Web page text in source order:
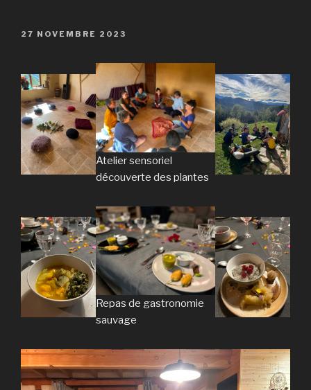
PUBLIÉ
27 NOVEMBRE 2023
Atelier sensoriel
découverte des plantes
Repas de gastronomie
sauvage